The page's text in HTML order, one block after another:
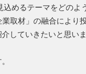
込めるテーマをどのよ
取材」の融合により
していきたいと思いま